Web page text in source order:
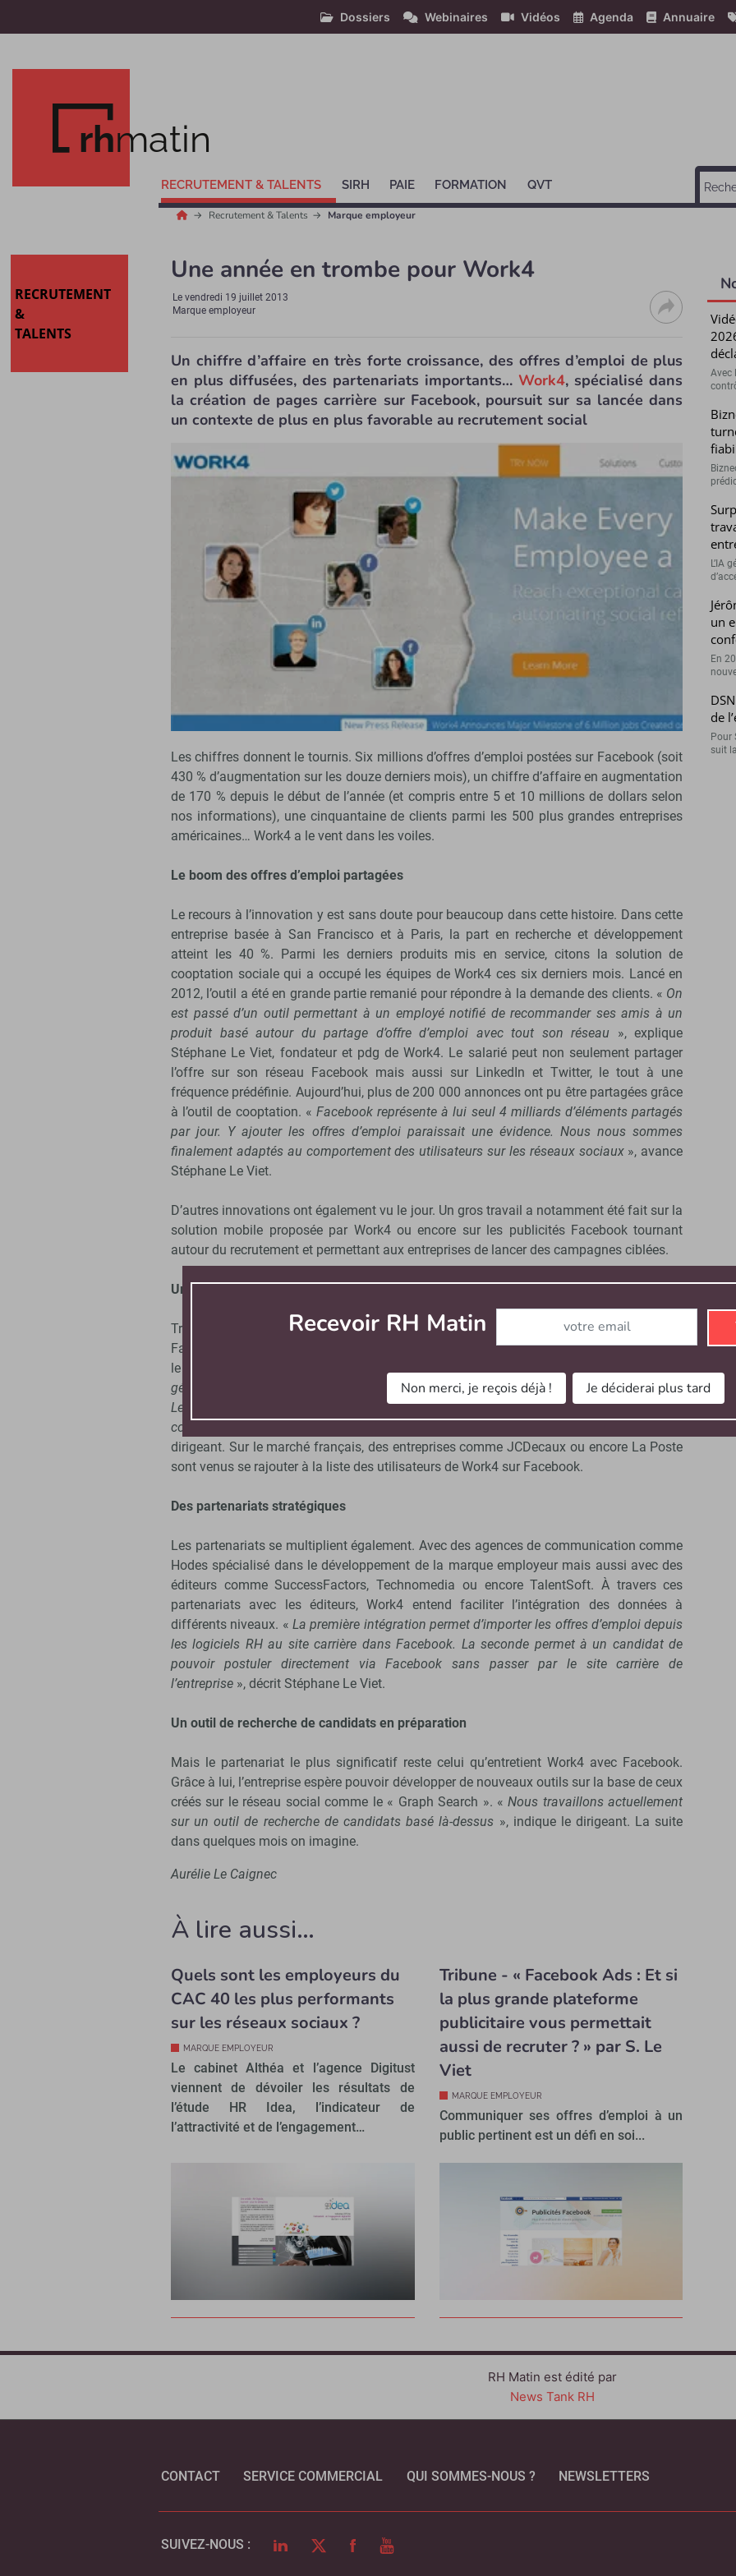
Dossiers Webinaires Vidéos Agenda Annuaire
rhmatin
RECRUTEMENT & TALENTS SIRH PAIE FORMATION QVT
Recrutement & Talents Marque employeur
RECRUTEMENT
&
TALENTS
Une année en trombe pour Work4
Levendredi 19 juillet 2013
Marque employeur
Un chiffre d’affaire en très forte croissance, des offres d’emploi de plus
en plus diffusées, des partenariats importants… Work4, spécialisé dans
la création de pages carrière sur Facebook, poursuit sur sa lancée dans
un contexte de plus en plus favorable au recrutement social
Les chiffres donnent le tournis. Six millions d’offres d’emploi postées sur Facebook (soit
430 % d’augmentation sur les douze derniers mois), un chiffre d’affaire en augmentation
de 170 % depuis le début de l’année (et compris entre 5 et 10 millions de dollars selon
nos informations), une cinquantaine de clients parmi les 500 plus grandes entreprises
américaines… Work4 a le vent dans les voiles.
Le boom des offres d’emploi partagées
Le recours à l’innovation y est sans doute pour beaucoup dans cette histoire. Dans cette
entreprise basée à San Francisco et à Paris, la part en recherche et développement
atteint les 40 %. Parmi les derniers produits mis en service, citons la solution de
cooptation sociale qui a occupé les équipes de Work4 ces six derniers mois. Lancé en
2012, l’outil a été en grande partie remanié pour répondre à la demande des clients. « On
est passé d’un outil permettant à un employé notifié de recommander ses amis à un
produit basé autour du partage d’offre d’emploi avec tout son réseau », explique
Stéphane Le Viet, fondateur et pdg de Work4. Le salarié peut non seulement partager
l’offre sur son réseau Facebook mais aussi sur LinkedIn et Twitter, le tout à une
fréquence prédéfinie. Aujourd’hui, plus de 200 000 annonces ont pu être partagées grâce
à l’outil de cooptation. « Facebook représente à lui seul 4 milliards d’éléments partagés
par jour. Y ajouter les offres d’emploi paraissait une évidence. Nous nous sommes
finalement adaptés au comportement des utilisateurs sur les réseaux sociaux», avance
Stéphane Le Viet.
D’autres innovations ont également vu le jour. Un gros travail a notamment été fait sur la
solution mobile proposée par Work4 ou encore sur les publicités Facebook tournant
autour du recrutement et permettant aux entreprises de lancer des campagnes ciblées.
Un marché arrivé à maturation
Très rapidement, Work4 s’est imposé comme l’un des leaders du recrutement sur
Facebook à travers le développement de la marque employeur. L’entreprise a augmenté
le nombre de ses clients de manière significative ces derniers temps. «
générale, la perception de Facebook en tant qu’outil de recrutement a beaucoup évolué.
Les entreprises sont de plus en plus convaincues, le marché est maintenant mature. Et
comme nous sommes quasi les seuls sur ce créneau, cela attire les clients
dirigeant. Sur le marché français, des entreprises comme JCDecaux ou encore La Poste
sont venus se rajouter à la liste des utilisateurs de Work4 sur Facebook.
Des partenariats stratégiques
Les partenariats se multiplient également. Avec des agences de communication comme
Hodes spécialisé dans le développement de la marque employeur mais aussi avec des
éditeurs comme SuccessFactors, Technomedia ou encore TalentSoft. À travers ces
partenariats avec les éditeurs, Work4 entend faciliter l’intégration des données à
différents niveaux. « La première intégration permet d’importer les offres d’emploi depuis
les logiciels RH au site carrière dans Facebook. La seconde permet à un candidat de
pouvoir postuler directement via Facebook sans passer par le site carrière de
l’entreprise », décrit Stéphane Le Viet.
Un outil de recherche de candidats en préparation
Mais le partenariat le plus significatif reste celui qu’entretient Work4 avec Facebook.
Grâce à lui, l’entreprise espère pouvoir développer de nouveaux outils sur la base de ceux
créés sur le réseau social comme le « Graph Search ». «Nous travaillons actuellement
sur un outil de recherche de candidats basé là-dessus », indique le dirigeant. La suite
dans quelques mois on imagine.
Aurélie Le Caignec
À lire aussi…
Quels sont les employeurs du
CAC 40 les plus performants
sur les réseaux sociaux ?
MARQUE EMPLOYEUR
Le cabinet Althéa et l’agence Digitust
viennent de dévoiler les résultats de
l’étude HR Idea, l’indicateur de
l’attractivité et de l’engagement…
Tribune - « Facebook Ads : Et si
la plus grande plateforme
publicitaire vous permettait
aussi de recruter ? » par S. Le
Viet
MARQUE EMPLOYEUR
Communiquer ses offres d’emploi à un
public pertinent est un défi en soi...
Avec
L’IA
un
En
de
Pour
suit
Recevoir RH Matin Abonnez-vous à notre newsletter
Non merci, je reçois déjà ! Je déciderai plus tard
RH Matin est édité par
News Tank RH
CONTACT SERVICE COMMERCIAL QUI SOMMES-NOUS ? NEWSLETTERS
SUIVEZ-NOUS : LINKEDINTWITTERFACEBOOK
YOUTUBE